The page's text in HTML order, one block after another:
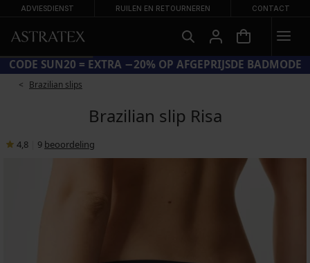
ADVIESDIENST RUILEN EN RETOURNEREN CONTACT
CODE SUN20 = EXTRA −20% OP AFGEPRIJSDE BADMODE
Brazilian slips
Brazilian slip Risa
4,8 9 beoordeling